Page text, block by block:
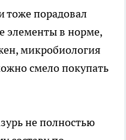
тоже порадовал
элементы в норме,
микробиология
смело покупать
не полностью